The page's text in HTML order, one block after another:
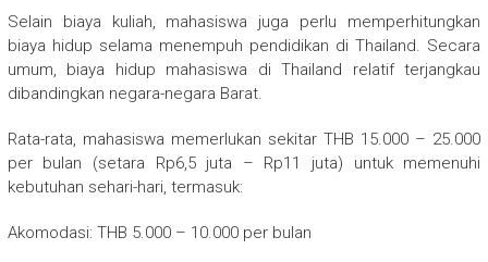
Selain biaya kuliah, mahasiswa juga perlu memperhitungkan
biaya hidup selama menempuh pendidikan di Thailand. Secara
umum, biaya hidup mahasiswa di Thailand relatif terjangkau
dibandingkan negara-negara Barat.
Rata-rata, mahasiswa memerlukan sekitar THB 15.000 – 25.000
per bulan (setara Rp6,5 juta – Rp11 juta) untuk memenuhi
kebutuhan sehari-hari, termasuk:
Akomodasi: THB 5.000 – 10.000 per bulan